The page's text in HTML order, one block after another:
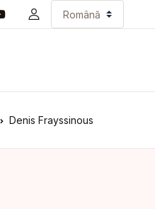
Denis Frayssinous